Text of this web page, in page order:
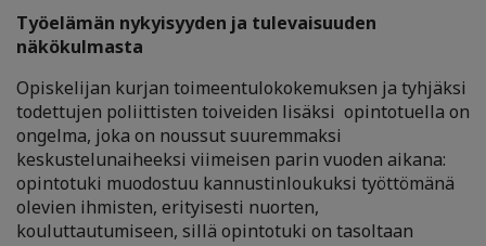
Työelämän nykyisyyden ja tulevaisuuden
näkökulmasta
Opiskelijan kurjan toimeentulokokemuksen ja tyhjäksi
todettujen poliittisten toiveiden lisäksi opintotuella on
ongelma, joka on noussut suuremmaksi
keskustelunaiheeksi viimeisen parin vuoden aikana:
opintotuki muodostuu kannustinloukuksi työttömänä
olevien ihmisten, erityisesti nuorten,
kouluttautumiseen, sillä opintotuki on tasoltaan